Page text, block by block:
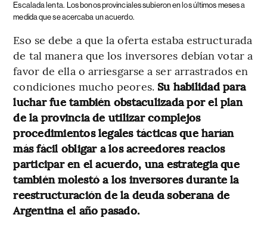
Escalada lenta. Los bonos provinciales subieron en los últimos meses a
medida que se acercaba un acuerdo.
Eso se debe a que la oferta estaba estructurada
de tal manera que los inversores debían votar a
favor de ella o arriesgarse a ser arrastrados en
condiciones mucho peores. Su habilidad para
luchar fue también obstaculizada por el plan
de la provincia de utilizar complejos
procedimientos legales tácticas que harían
más fácil obligar a los acreedores reacios
participar en el acuerdo, una estrategia que
también molestó a los inversores durante la
reestructuración de la deuda soberana de
Argentina el año pasado.